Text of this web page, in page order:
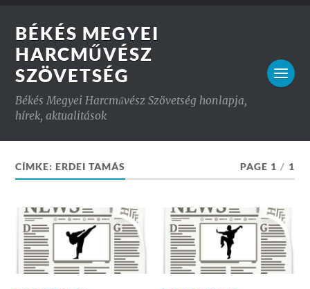
BÉKÉS MEGYEI
HARCMŰVÉSZ
SZÖVETSÉG
Békés Megyei Harcművész Szövetség honlapja,
hírek, aktualitások
CÍMKE:ERDEI TAMÁS PAGE 1 / 1